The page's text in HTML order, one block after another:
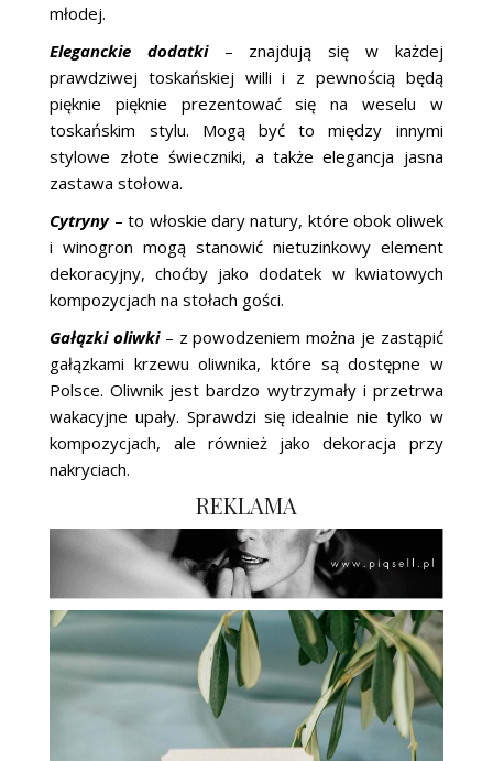
młodej.
Eleganckie dodatki– znajdują się w każdej
prawdziwej toskańskiej willi i z pewnością będą
pięknie pięknie prezentować się na weselu w
toskańskim stylu. Mogą być to między innymi
stylowe złote świeczniki, a także elegancja jasna
zastawa stołowa.
Cytryny– to włoskie dary natury, które obok oliwek
i winogron mogą stanowić nietuzinkowy element
dekoracyjny, choćby jako dodatek w kwiatowych
kompozycjach na stołach gości.
Gałązki oliwki– z powodzeniem można je zastąpić
gałązkami krzewu oliwnika, które są dostępne w
Polsce. Oliwnik jest bardzo wytrzymały i przetrwa
wakacyjne upały. Sprawdzi się idealnie nie tylko w
kompozycjach, ale również jako dekoracja przy
nakryciach.
REKLAMA